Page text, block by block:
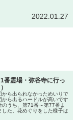
2022.01.27
番霊場・弥谷寺に行っ
から出られなかっためいりで
ら出るハードルが高いです
のうち、第71番～第77番ま
た。花めぐりをした様子は